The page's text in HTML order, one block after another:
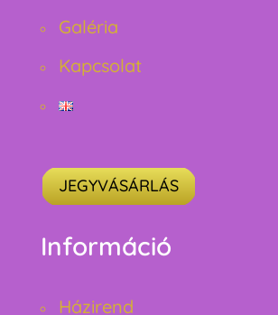
Galéria
Kapcsolat
JEGYVÁSÁRLÁS
Információ
Házirend